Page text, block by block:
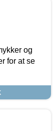
og
for at se